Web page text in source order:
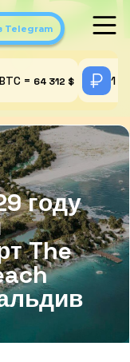
Telegram
= 64 312 $ 1
году
The